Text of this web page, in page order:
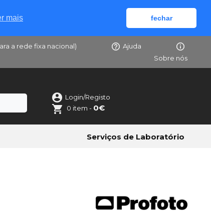
mais fechar
a rede fixa nacional)
Ajuda
Sobre nós
Login/Registo
0 item - 0€
Serviços de Laboratório